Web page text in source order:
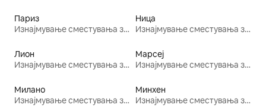
Париз
Изнајмување сместувања за одмор
Ница
Изнајмување сместувања за одмор
Лион
Изнајмување сместувања за одмор
Марсеј
Изнајмување сместувања за одмор
Милано
Изнајмување сместувања за одмор
Минхен
Изнајмување сместувања за одмор